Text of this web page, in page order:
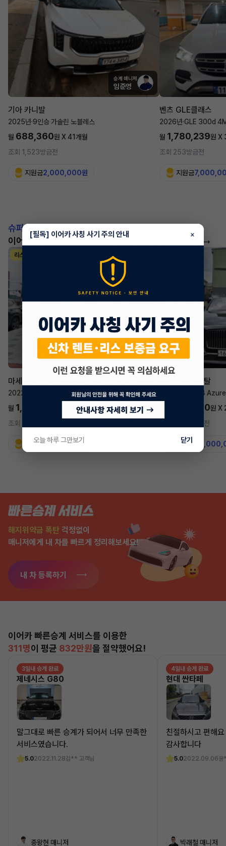
승계 매니저
임준영
기아 카니발
2025년·9인승 가솔린 노블레스
월 688,360원 X41개월
조회 1,523방금전
지원금2,000,000원
벤츠 GLE클래스
2026년·GLE 300d
월 1,780,239원 X
조회 253방금전
지원금
슈퍼카!
이어카에서 좋은 조건으로 만나보세요
리스
승계 매니저
한태현
마세라티 르반떼
2022년
2.0 Hybrid GT
월 1,697,700 24개월
조회 732
지원금31,860,000원
벤틀리 컨티넨탈
4.0 V8 Azure
5,577,270원 X
2주 전
지원금
해지위약금 폭탄 걱정없이
매니저에게 내 차를 빠르게 정리해보세요!
내 차 등록하기
이어카 빠른승계 서비스를 이용한
311명이 평균 832만원을 절약했어요!
3일내 승계 완료
제네시스 G80
말그대로 빠른 승계가 되어서 너무 만족한
서비스였습니다.
5.02022.11.28김** 고객님
종왕현 매니저
4일내 승계 완료
현대 싼타페
친절하시고 편해
감사합니다
5.02022.09.06윤
박래철 매니저
[필독] 이어카 사칭 사기 주의 안내 ×
오늘 하루 그만보기 닫기